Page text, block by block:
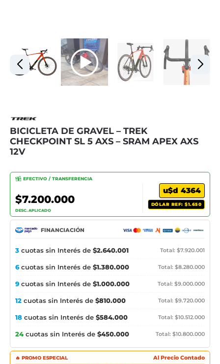
BICICLETA DE GRAVEL – TREK
CHECKPOINT SL 5 AXS – SRAM APEX AXS
12V
EFECTIVO / TRANSFERENCIA
$7.200.000
DESC. APLICADO
u$d 4364
DÓLAR REF: $1.650
FINANCIACIÓN
3 cuotas sin Interés de $2.640.001 Total: $7.920.001
6cuotas sin Interés de $1.380.000 Total: $8.280.000
9 cuotas sin Interés de $1.000.000 Total: $9.000.000
12 cuotas sin Interés de $810.000 Total: $9.720.000
18 cuotas sin Interés de $584.000 Total: $10.512.000
24 cuotas sin Interés de $450.000 Total: $10.800.000
🔥 PROMO ESPECIAL Al Precio Contado